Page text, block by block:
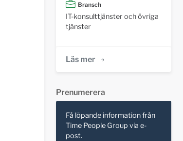
Bransch
IT-konsulttjänster och övriga
tjänster
Läs mer
Prenumerera
Få löpande information från
Time People Group via e-
post.